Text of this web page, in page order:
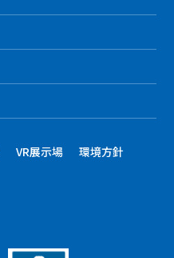
VR展示場 環境方針